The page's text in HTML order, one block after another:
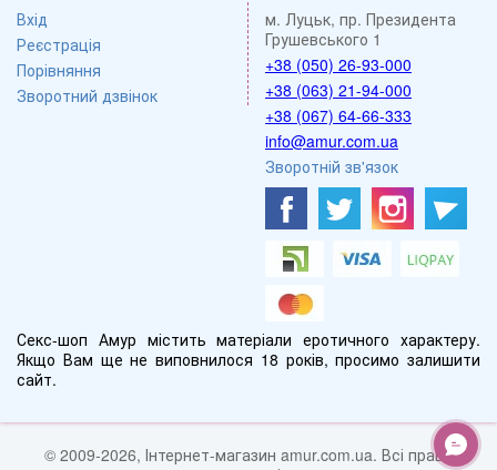
Вхід
Реєстрація
Порівняння
Зворотний дзвінок
м. Луцьк, пр. Президента
Грушевського 1
+38 (050) 26-93-000
+38 (063) 21-94-000
+38 (067) 64-66-333
info@amur.com.ua
Зворотній зв'язок
Секс-шоп Амур містить матеріали еротичного характеру.
Якщо Вам ще не виповнилося 18 років, просимо залишити
сайт.
© 2009-2026, Інтернет-магазин amur.com.ua. Всі права